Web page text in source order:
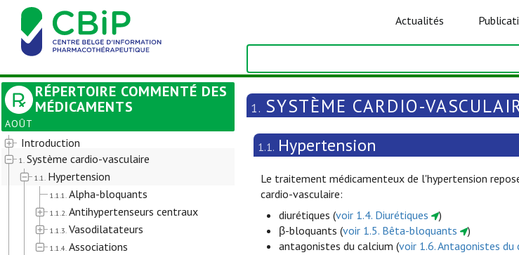
Actualités
RÉPERTOIRE COMMENTÉ DES
MÉDICAMENTS
AOÛT
Introduction
1. Système cardio-vasculaire
1.1. Hypertension
1.1.1. Alpha-bloquants
1.1.2. Antihypertenseurs centraux
1.1.3. Vasodilatateurs
1.1.4. Associations
1. SYSTÈME CARDIO-
1.1. Hypertension
Le traitement médicamenteux de l'hypertension
cardio-vasculaire:
diurétiques (voir 1.4. Diurétiques
)
β-bloquants (voir 1.5. Bêta-bloquants
)
antagonistes du calcium (voir 1.6. Antagonistes du